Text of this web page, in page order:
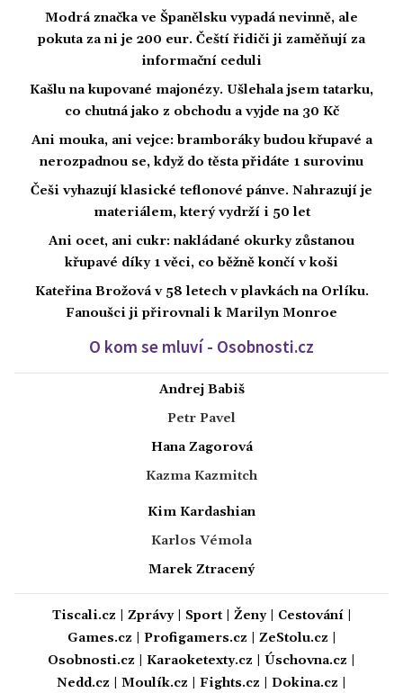
Modrá značka ve Španělsku vypadá nevinně, ale
pokuta za ni je 200 eur. Čeští řidiči ji zaměňují za
informační ceduli
Kašlu na kupované majonézy. Ušlehala jsem tatarku,
co chutná jako z obchodu a vyjde na 30 Kč
Ani mouka, ani vejce: bramboráky budou křupavé a
nerozpadnou se, když do těsta přidáte 1 surovinu
Češi vyhazují klasické teflonové pánve. Nahrazují je
materiálem, který vydrží i 50 let
Ani ocet, ani cukr: nakládané okurky zůstanou
křupavé díky 1 věci, co běžně končí v koši
Kateřina Brožová v 58 letech v plavkách na Orlíku.
Fanoušci ji přirovnali k Marilyn Monroe
O kom se mluví - Osobnosti.cz
Andrej Babiš
Petr Pavel
Hana Zagorová
Kazma Kazmitch
Kim Kardashian
Karlos Vémola
Marek Ztracený
Tiscali.cz Zprávy| Sport| Ženy| Cestování|
Games.cz
Profigamers.cz ZeStolu.cz
Osobnosti.cz
Karaoketexty.cz Úschovna.cz
Nedd.cz
Moulík.cz Fights.cz Dokina.cz